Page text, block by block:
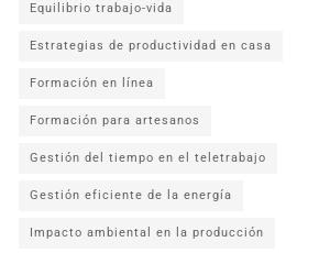
Equilibrio trabajo-vida
Estrategias de productividad en casa
Formación en línea
Formación para artesanos
Gestión del tiempo en el teletrabajo
Gestión eficiente de la energía
Impacto ambiental en la producción